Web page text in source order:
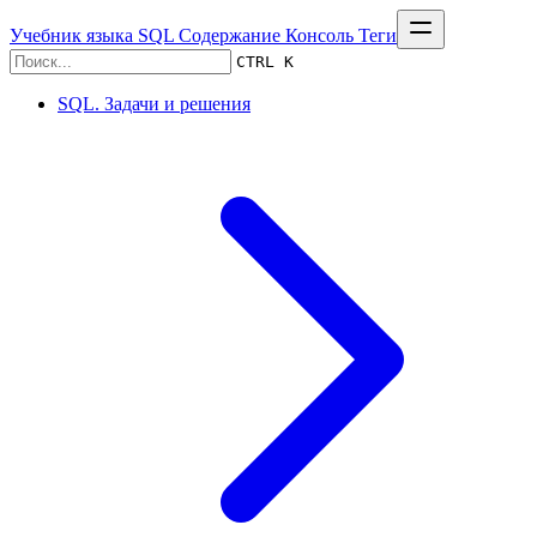
Учебник языка SQL Содержание Консоль Теги
CTRL K
SQL. Задачи и решения